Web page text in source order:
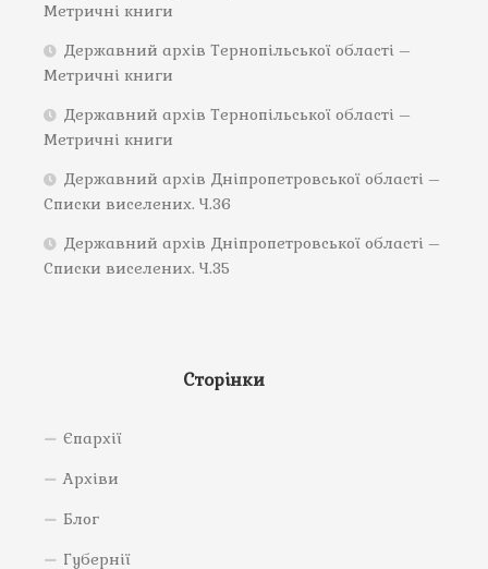
Метричні книги
Державний архів Тернопільської області –
Метричні книги
Державний архів Тернопільської області –
Метричні книги
Державний архів Дніпропетровської області –
Списки виселених. Ч.36
Державний архів Дніпропетровської області –
Списки виселених. Ч.35
Сторінки
Єпархії
Архіви
Блог
Губернії